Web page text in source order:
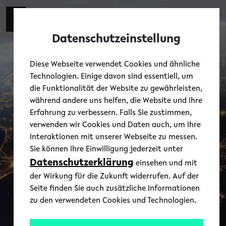
Skip to main content
Datenschutzeinstellung
Diese Webseite verwendet Cookies und ähnliche
Technologien. Einige davon sind essentiell, um
die Funktionalität der Website zu gewährleisten,
während andere uns helfen, die Website und Ihre
Erfahrung zu verbessern. Falls Sie zustimmen,
verwenden wir Cookies und Daten auch, um Ihre
Interaktionen mit unserer Webseite zu messen.
Sie können Ihre Einwilligung jederzeit unter
Datenschutzerklärung einsehen und mit
der Wirkung für die Zukunft widerrufen. Auf der
Seite finden Sie auch zusätzliche Informationen
zu den verwendeten Cookies und Technologien.